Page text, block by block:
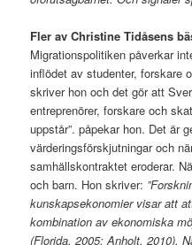
Fler av Christine Tidåsens
Migrationspolitiken påverkar
inflödet av studenter, forskare
skriver hon och det gör att
entreprenörer, forskare och
uppstår”. påpekar hon. Det är
värderingsförskjutningar och
samhällskontraktet eroderar.
och barn. Hon skriver:
kunskapsekonomier visar att
kombination av ekonomiska
(Florida, 2005; Anholt, 2010).